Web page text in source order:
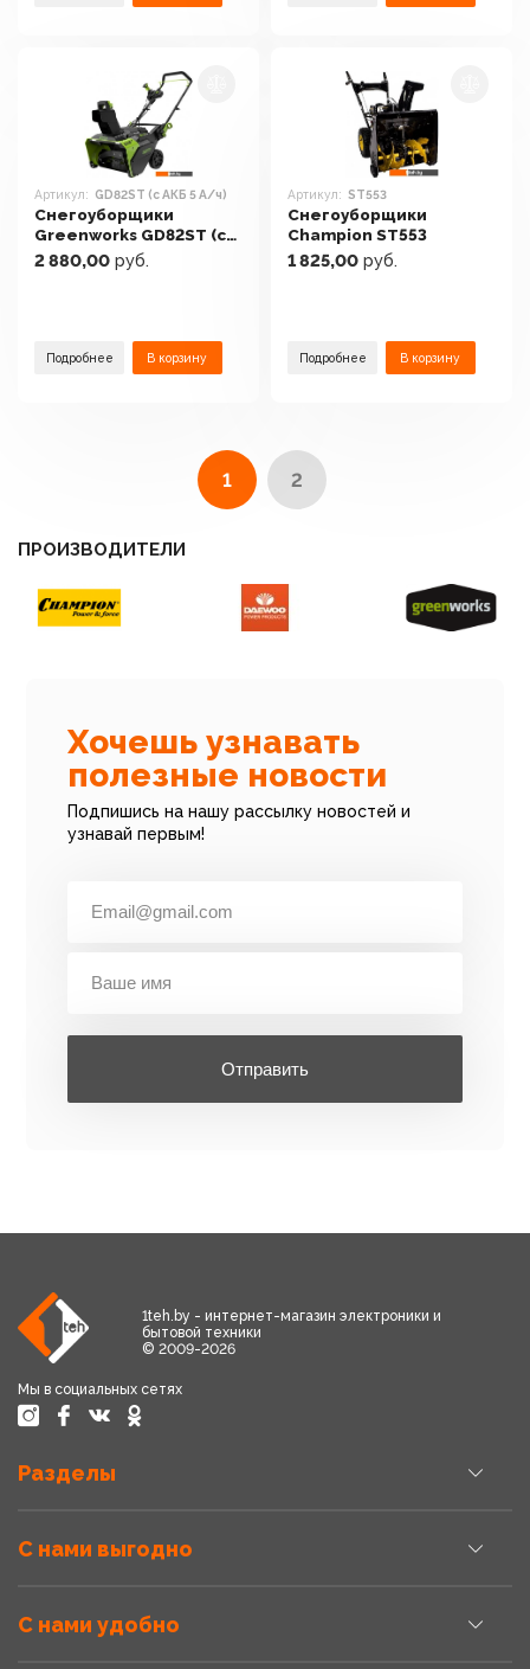
Артикул: GD82ST (с АКБ 5 А/ч)
Снегоуборщики
Greenworks GD82ST (с
АКБ 5 А/ч)
2 880,00 руб.
Подробнее В корзину
Артикул: ST553
Снегоуборщики
Champion ST553
1 825,00 руб.
Подробнее В корзину
1 2
ПРОИЗВОДИТЕЛИ
Хочешь узнавать
полезные новости
Подпишись на нашу рассылку новостей и
узнавай первым!
Отправить
1teh.by - интернет-магазин электроники и
бытовой техники
© 2009-2026
Мы в социальных сетях
Разделы
С нами выгодно
С нами удобно